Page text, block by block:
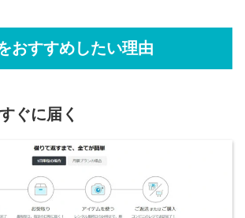
おすすめしたい理由
ぐに届く